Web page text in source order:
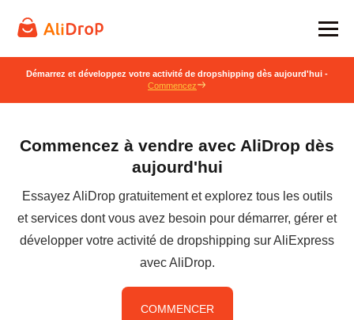
Démarrez et développez votre activité de dropshipping dès aujourd'hui -
Commencez
Commencez à vendre avec AliDrop dès
aujourd'hui
Essayez AliDrop gratuitement et explorez tous les outils
et services dont vous avez besoin pour démarrer, gérer et
développer votre activité de dropshipping sur AliExpress
avec AliDrop.
COMMENCER